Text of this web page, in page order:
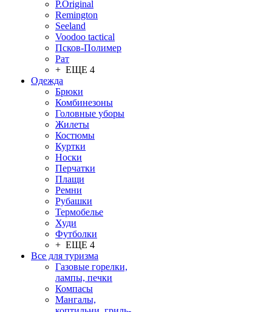
P.Original
Remington
Seeland
Voodoo tactical
Псков-Полимер
Рат
+ ЕЩЕ 4
Одежда
Брюки
Комбинезоны
Головные уборы
Жилеты
Костюмы
Куртки
Носки
Перчатки
Плащи
Ремни
Рубашки
Термобелье
Худи
Футболки
+ ЕЩЕ 4
Все для туризма
Газовые горелки,
лампы, печки
Компасы
Мангалы,